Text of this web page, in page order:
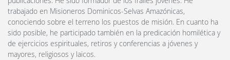
trabajado en Misioneros Dominicos-Selvas Amazónicas,
conociendo sobre el terreno los puestos de misión. En cuanto ha
sido posible, he participado también en la predicación homilética y
de ejercicios espirituales, retiros y conferencias a jóvenes y
mayores, religiosos y laicos.